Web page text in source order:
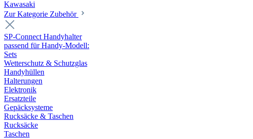
Kawasaki
Zur Kategorie Zubehör
SP-Connect Handyhalter
passend für Handy-Modell:
Sets
Wetterschutz & Schutzglas
Handyhüllen
Halterungen
Elektronik
Ersatzteile
Gepäcksysteme
Rucksäcke & Taschen
Rucksäcke
Taschen